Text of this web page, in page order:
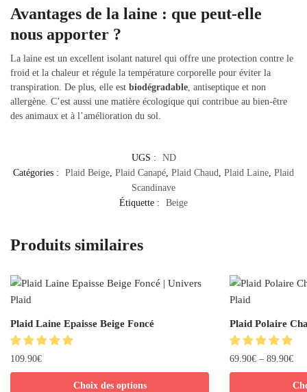
Avantages de la laine : que peut-elle
nous apporter ?
La laine est un excellent isolant naturel qui offre une protection contre le
froid et la chaleur et régule la température corporelle pour éviter la
transpiration. De plus, elle est biodégradable , antiseptique et non
allergène. C’est aussi une matière écologique qui contribue au bien-être
des animaux et à l’amélioration du sol.
UGS :
ND
Catégories :
Plaid Beige Plaid Canapé Plaid Chaud Plaid Laine Plaid
Scandinave
Étiquette :
Beige
Produits similaires
Plaid Laine Epaisse Beige Foncé
109.90€
Choix des options
Plaid Polaire
69.90€ – 89.90€